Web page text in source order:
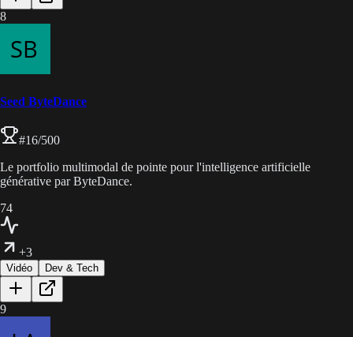
8
Seed ByteDance
#16/500
Le portfolio multimodal de pointe pour l'intelligence artificielle
générative par ByteDance.
74
+3
Vidéo Dev & Tech
9